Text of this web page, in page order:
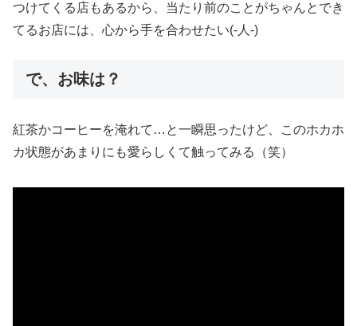
つけてくる店もあるから、当たり前のことがちゃんとでき
てるお店には、心から手を合わせたい(-人-)
で、お味は？
紅茶かコーヒーを淹れて…と一瞬思ったけど、このホカホ
カ状態があまりにも愛らしくて触ってみる（笑）